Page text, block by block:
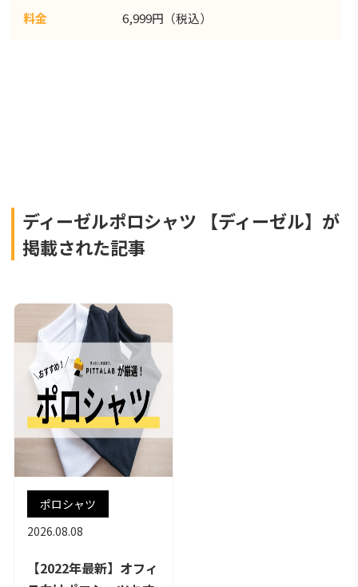
料金 6,999円（税込）
ディーゼルポロシャツ 【ディーゼル】が
掲載された記事
ポロシャツ
2026.08.08
【2022年最新】オフィ